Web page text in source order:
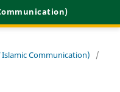
Islamic Communication)
/